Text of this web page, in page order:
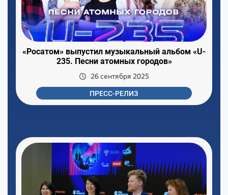
«Росатом» выпустил музыкальный альбом «U-
235. Песни атомных городов»
26 сентября 2025
ПРЕСС-РЕЛИЗ